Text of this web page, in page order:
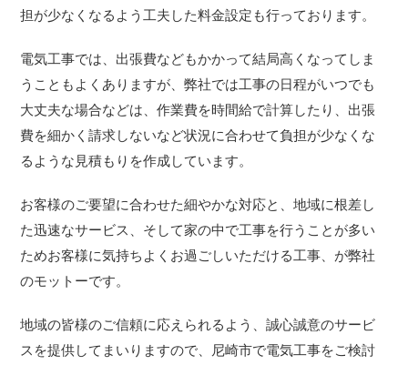
担が少なくなるよう工夫した料金設定も行っております。
電気工事では、出張費などもかかって結局高くなってしま
うこともよくありますが、弊社では工事の日程がいつでも
大丈夫な場合などは、作業費を時間給で計算したり、出張
費を細かく請求しないなど状況に合わせて負担が少なくな
るような見積もりを作成しています。
お客様のご要望に合わせた細やかな対応と、地域に根差し
た迅速なサービス、そして家の中で工事を行うことが多い
ためお客様に気持ちよくお過ごしいただける工事、が弊社
のモットーです。
地域の皆様のご信頼に応えられるよう、誠心誠意のサービ
スを提供してまいりますので、尼崎市で電気工事をご検討